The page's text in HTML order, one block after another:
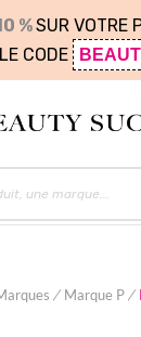
%SUR VOTRE
LE CODE
Marque P